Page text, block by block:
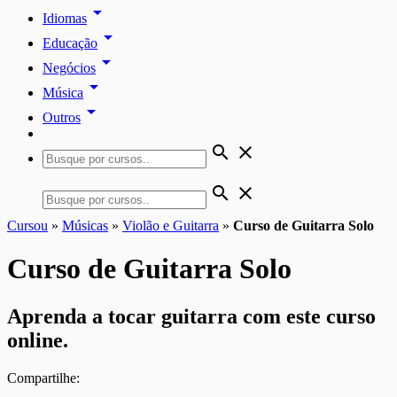
Idiomas arrow_drop_down
Educação arrow_drop_down
Negócios arrow_drop_down
Música arrow_drop_down
Outros arrow_drop_down
search close
search close
Cursou » Músicas » Violão e Guitarra » Curso de Guitarra Solo
Curso de Guitarra Solo
Aprenda a tocar guitarra com este curso
online.
Compartilhe: